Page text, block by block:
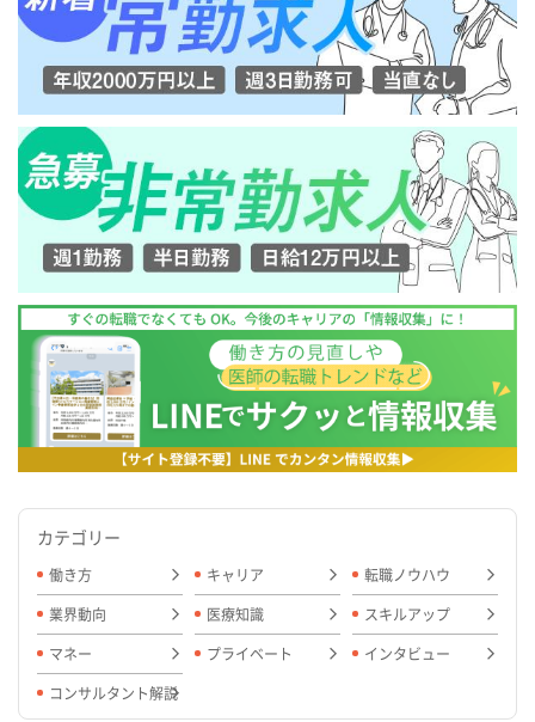
カテゴリー
働き方 キャリア 転職ノウハウ
業界動向 医療知識 スキルアップ
マネー プライベート インタビュー
コンサルタント解説